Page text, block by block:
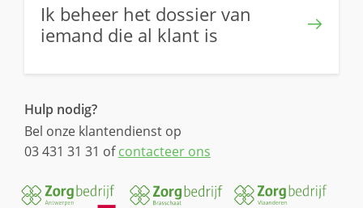
Ik beheer het dossier van
iemand die al klant is
Hulp nodig?
Bel onze klantendienst op
03 431 31 31 ofcontacteer ons